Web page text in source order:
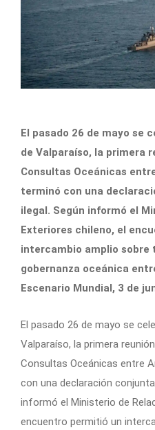
El pasado 26 de mayo se
de Valparaíso, la primera
Consultas Oceánicas
terminó con una
ilegal. Según informó el
Exteriores chileno, el
intercambio amplio sobre
gobernanza oceánica
Escenario Mundial, 3 de
El pasado 26 de mayo se
Valparaíso, la primera
Consultas Oceánicas entre
con una declaración
informó el Ministerio de
encuentro permitió un